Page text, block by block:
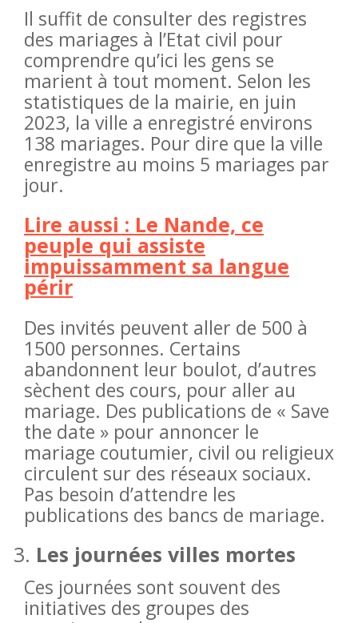
Il suffit de consulter des registres
des mariages à l’Etat civil pour
comprendre qu’ici les gens se
marient à tout moment. Selon les
statistiques de la mairie, en juin
2023, la ville a enregistré environs
138 mariages. Pour dire que la ville
enregistre au moins 5 mariages par
jour.
Lire aussi : Le Nande, ce
peuple qui assiste
impuissamment sa langue
périr
Des invités peuvent aller de 500 à
1500 personnes. Certains
abandonnent leur boulot, d’autres
sèchent des cours, pour aller au
mariage. Des publications de « Save
the date » pour annoncer le
mariage coutumier, civil ou religieux
circulent sur des réseaux sociaux.
Pas besoin d’attendre les
publications des bancs de mariage.
Les journées villes mortes
Ces journées sont souvent des
initiatives des groupes des